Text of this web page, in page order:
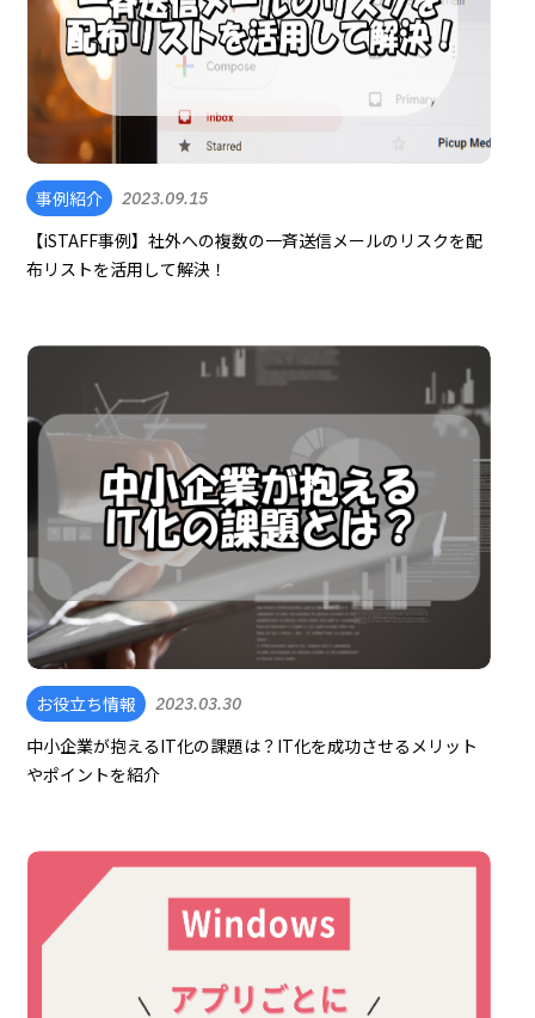
事例紹介 2023.09.15
【iSTAFF事例】社外への複数の一斉送信メールのリスクを配
布リストを活用して解決！
お役立ち情報 2023.03.30
中小企業が抱えるIT化の課題は？IT化を成功させるメリット
やポイントを紹介